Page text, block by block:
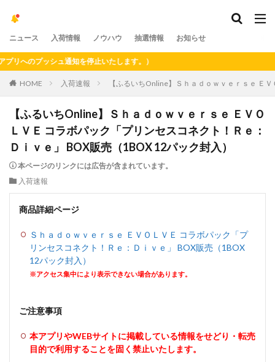
ニュース 入荷情報 ノウハウ 抽選情報 お知らせ
のプッシュ通知を停止いたします。）
HOME 入荷速報 【ふるいちOnline】Ｓｈａｄｏｗｖｅｒｓｅ Ｅ
【ふるいちOnline】Ｓｈａｄｏｗｖｅｒｓｅ ＥＶＯ
ＬＶＥ コラボパック「プリンセスコネクト！Ｒｅ：
Ｄｉｖｅ」 BOX販売（1BOX 12パック封入）
本ページのリンクには広告が含まれています。
入荷速報
商品詳細ページ
Ｓｈａｄｏｗｖｅｒｓｅ ＥＶＯＬＶＥ コラボパック「プ
リンセスコネクト！Ｒｅ：Ｄｉｖｅ」 BOX販売（1BOX
12パック封入）
※アクセス集中により表示できない場合があります。
ご注意事項
本アプリやWEBサイトに掲載している情報をせどり・転売
目的で利用することを固く禁止いたします。